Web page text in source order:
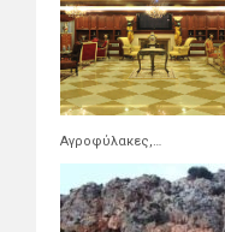
Αγροφύλακες,…